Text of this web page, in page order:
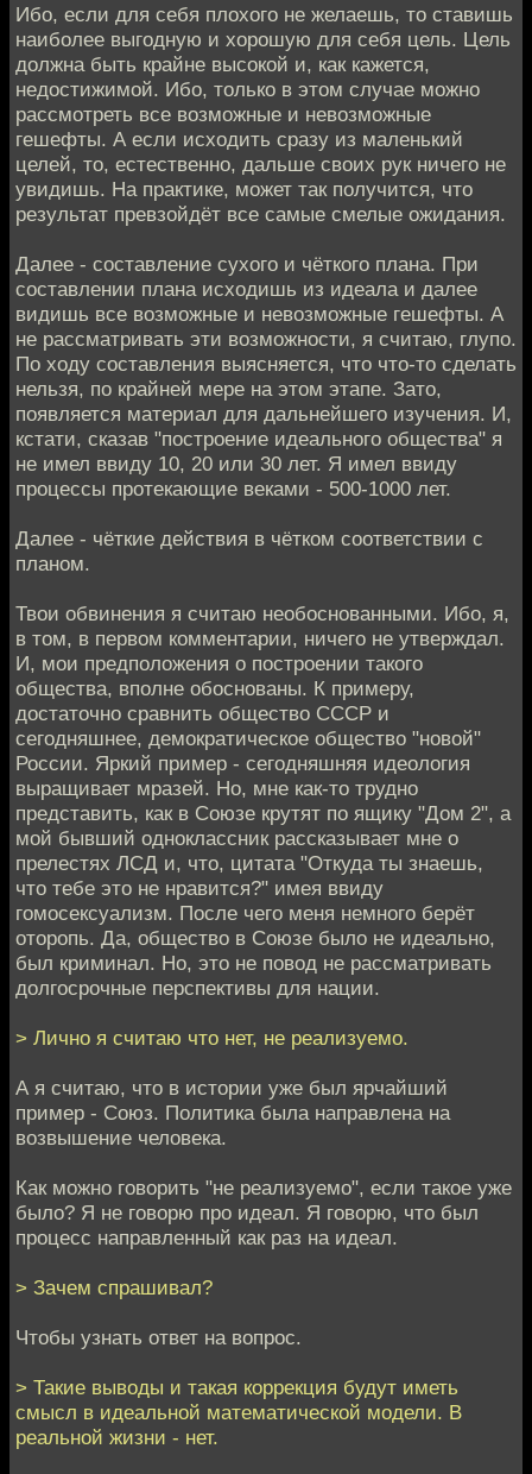
Ибо, если для себя плохого не желаешь, то ставишь
наиболее выгодную и хорошую для себя цель. Цель
должна быть крайне высокой и, как кажется,
недостижимой. Ибо, только в этом случае можно
рассмотреть все возможные и невозможные
гешефты. А если исходить сразу из маленький
целей, то, естественно, дальше своих рук ничего не
увидишь. На практике, может так получится, что
результат превзойдёт все самые смелые ожидания.
Далее - составление сухого и чёткого плана. При
составлении плана исходишь из идеала и далее
видишь все возможные и невозможные гешефты. А
не рассматривать эти возможности, я считаю, глупо.
По ходу составления выясняется, что что-то сделать
нельзя, по крайней мере на этом этапе. Зато,
появляется материал для дальнейшего изучения. И,
кстати, сказав "построение идеального общества" я
не имел ввиду 10, 20 или 30 лет. Я имел ввиду
процессы протекающие веками - 500-1000 лет.
Далее - чёткие действия в чётком соответствии с
планом.
Твои обвинения я считаю необоснованными. Ибо, я,
в том, в первом комментарии, ничего не утверждал.
И, мои предположения о построении такого
общества, вполне обоснованы. К примеру,
достаточно сравнить общество СССР и
сегодняшнее, демократическое общество "новой"
России. Яркий пример - сегодняшняя идеология
выращивает мразей. Но, мне как-то трудно
представить, как в Союзе крутят по ящику "Дом 2", а
мой бывший одноклассник рассказывает мне о
прелестях ЛСД и, что, цитата "Откуда ты знаешь,
что тебе это не нравится?" имея ввиду
гомосексуализм. После чего меня немного берёт
оторопь. Да, общество в Союзе было не идеально,
был криминал. Но, это не повод не рассматривать
долгосрочные перспективы для нации.
> Лично я считаю что нет, не реализуемо.
А я считаю, что в истории уже был ярчайший
пример - Союз. Политика была направлена на
возвышение человека.
Как можно говорить "не реализуемо", если такое уже
было? Я не говорю про идеал. Я говорю, что был
процесс направленный как раз на идеал.
> Зачем спрашивал?
Чтобы узнать ответ на вопрос.
> Такие выводы и такая коррекция будут иметь
смысл в идеальной математической модели. В
реальной жизни - нет.